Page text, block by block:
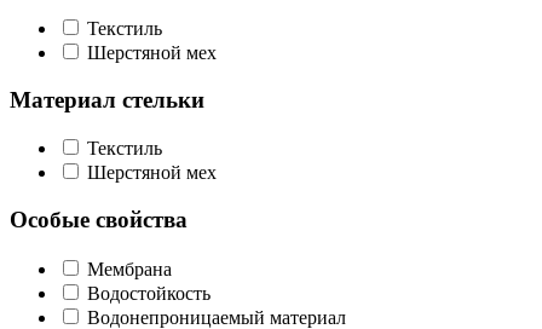
Текстиль
Шерстяной мех
Материал стельки
Текстиль
Шерстяной мех
Особые свойства
Мембрана
Водостойкость
Водонепроницаемый материал